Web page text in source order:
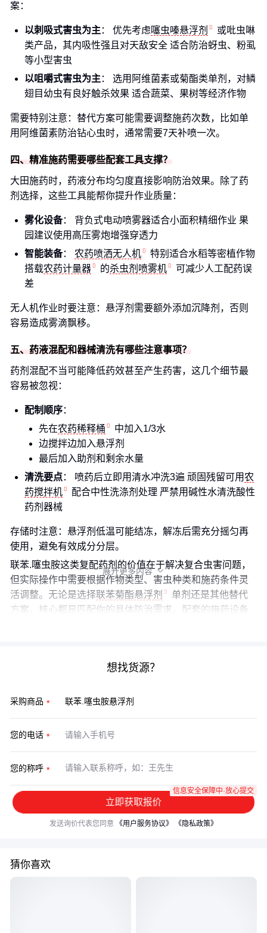
案：
以刺吸式害虫为主 ： 优先考虑噻虫嗪悬浮剂
或吡虫啉
类产品，其内吸性强且对天敌安全 适合防治蚜虫、粉虱
等小型害虫
以咀嚼式害虫为主 ： 选用阿维菌素或菊酯类单剂，对鳞
翅目幼虫有良好触杀效果 适合蔬菜、果树等经济作物
需要特别注意：替代方案可能需要调整施药次数，比如单
用阿维菌素防治钻心虫时，通常需要7天补喷一次。
四、精准施药需要哪些配套工具支撑？
大田施药时，药液分布均匀度直接影响防治效果。除了药
剂选择，这些工具能帮你提升作业质量：
雾化设备： 背负式电动喷雾器适合小面积精细作业 果
园建议使用高压雾炮增强穿透力
智能装备： 农药喷洒无人机
特别适合水稻等密植作物
搭载农药计量器 的杀虫剂喷雾机
可减少人工配药误
差
无人机作业时要注意：悬浮剂需要额外添加沉降剂，否则
容易造成雾滴飘移。
五、药液混配和器械清洗有哪些注意事项？
药剂混配不当可能降低药效甚至产生药害，这几个细节最
容易被忽视：
配制顺序：
先在农药稀释桶
中加入1/3水
边搅拌边加入悬浮剂
最后加入助剂和剩余水量
清洗要点： 喷药后立即用清水冲洗3遍 顽固残留可用农
药搅拌机
配合中性洗涤剂处理 严禁用碱性水清洗酸性
药剂器械
存储时注意：悬浮剂低温可能结冻，解冻后需充分摇匀再
使用，避免有效成分分层。
联苯.噻虫胺这类复配药剂的价值在于解决复合虫害问题，
但实际操作中需要根据作物类型、害虫种类和施药条件灵
活调整。无论是选择联苯菊酯悬浮剂
单剂还是其他替代
方案，核心都是匹配你的具体防治需求。配套的施药设备
展开更多内容 
想找货源？
采购商品
您的电话
您的称呼
立即获取报价
信息安全保障中·放心提交
发送询价代表您同意 《用户服务协议》 《隐私政策》
猜你喜欢